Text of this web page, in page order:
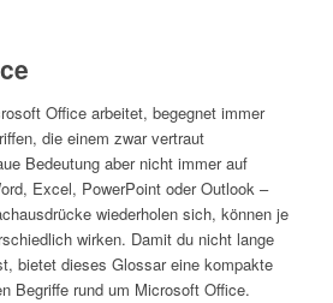
Office arbeitet, begegnet immer
die einem zwar vertraut
Bedeutung aber nicht immer auf
Excel, PowerPoint oder Outlook –
wiederholen sich, können je
wirken. Damit du nicht lange
bietet dieses Glossar eine kompakte
Begriffe rund um Microsoft Office.